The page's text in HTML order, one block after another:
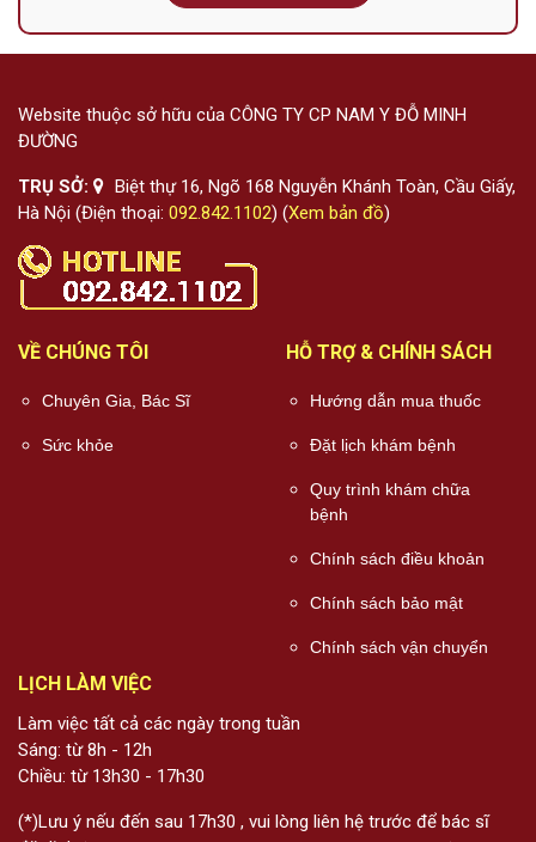
Website thuộc sở hữu của CÔNG TY CP NAM Y ĐỖ MINH
ĐƯỜNG
TRỤ SỞ:
Biệt thự 16, Ngõ 168 Nguyễn Khánh Toàn, Cầu Giấy,
Hà Nội (Điện thoại: 092.842.1102) (Xem bản đồ)
VỀ CHÚNG TÔI
Chuyên Gia, Bác Sĩ
Sức khỏe
HỖ TRỢ & CHÍNH SÁCH
Hướng dẫn mua thuốc
Đặt lịch khám bệnh
Quy trình khám chữa
bệnh
Chính sách điều khoản
Chính sách bảo mật
Chính sách vận chuyển
LỊCH LÀM VIỆC
Làm việc tất cả các ngày trong tuần
Sáng: từ 8h - 12h
Chiều: từ 13h30 - 17h30
(*)Lưu ý nếu đến sau 17h30 , vui lòng liên hệ trước để bác sĩ